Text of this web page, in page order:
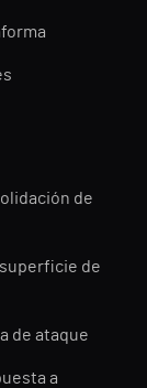
de
de
de ataque
a